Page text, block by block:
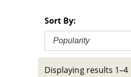
Sort By:
Popularity
Displaying results 1–4